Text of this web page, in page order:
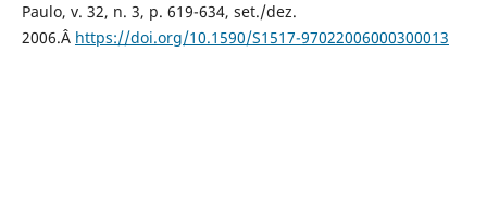
Paulo, v. 32, n. 3, p. 619-634, set./dez.
2006.Â https://doi.org/10.1590/S1517-97022006000300013